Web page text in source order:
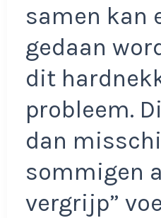
samen kan
gedaan
dit
probleem.
dan
sommigen
vergrijp”